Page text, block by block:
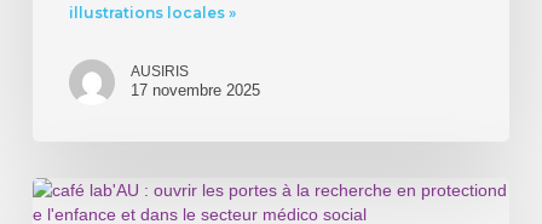
l’Enfance,
locales
»
illustrations locales »
AUSIRIS
17 novembre 2025
Ouvrir
les